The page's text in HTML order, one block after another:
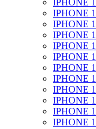
IPHONE
IPHONE
IPHONE
IPHONE
IPHONE
IPHONE
IPHONE
IPHONE
IPHONE
IPHONE
IPHONE
IPHONE